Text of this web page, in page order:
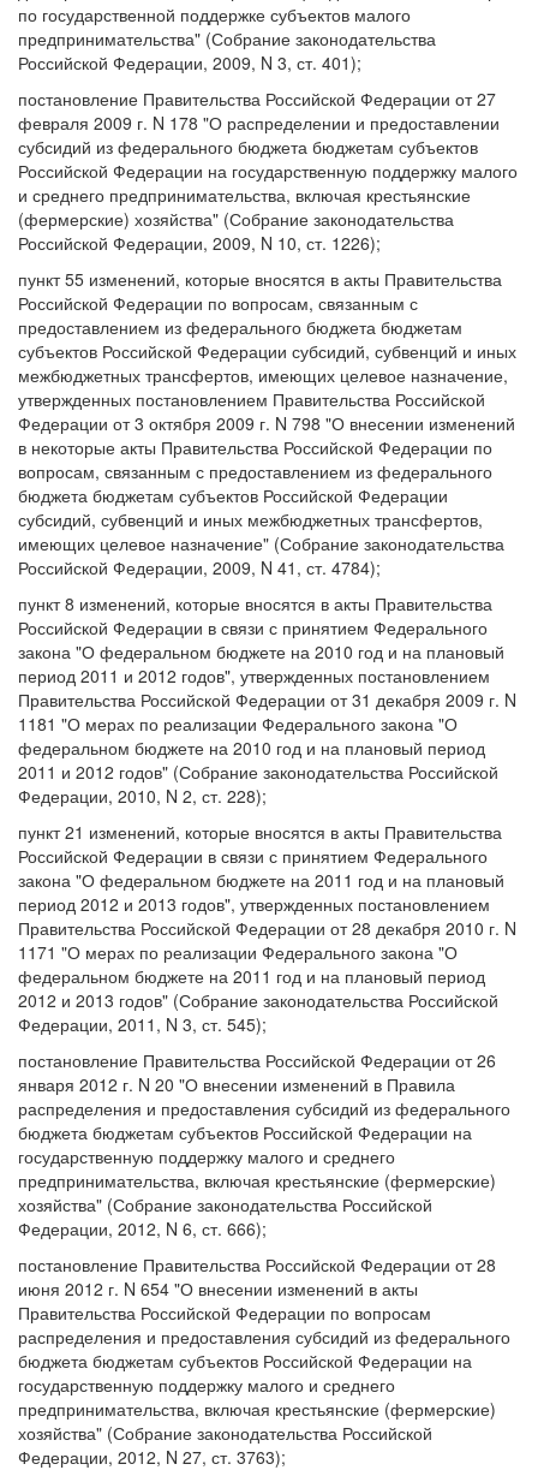
по государственной поддержке субъектов малого
предпринимательства" (Собрание законодательства
Российской Федерации, 2009, N 3, ст. 401);
постановление Правительства Российской Федерации от 27
февраля 2009 г. N 178 "О распределении и предоставлении
субсидий из федерального бюджета бюджетам субъектов
Российской Федерации на государственную поддержку малого
и среднего предпринимательства, включая крестьянские
(фермерские) хозяйства" (Собрание законодательства
Российской Федерации, 2009, N 10, ст. 1226);
пункт 55 изменений, которые вносятся в акты Правительства
Российской Федерации по вопросам, связанным с
предоставлением из федерального бюджета бюджетам
субъектов Российской Федерации субсидий, субвенций и иных
межбюджетных трансфертов, имеющих целевое назначение,
утвержденных постановлением Правительства Российской
Федерации от 3 октября 2009 г. N 798 "О внесении изменений
в некоторые акты Правительства Российской Федерации по
вопросам, связанным с предоставлением из федерального
бюджета бюджетам субъектов Российской Федерации
субсидий, субвенций и иных межбюджетных трансфертов,
имеющих целевое назначение" (Собрание законодательства
Российской Федерации, 2009, N 41, ст. 4784);
пункт 8 изменений, которые вносятся в акты Правительства
Российской Федерации в связи с принятием Федерального
закона "О федеральном бюджете на 2010 год и на плановый
период 2011 и 2012 годов", утвержденных постановлением
Правительства Российской Федерации от 31 декабря 2009 г. N
1181 "О мерах по реализации Федерального закона "О
федеральном бюджете на 2010 год и на плановый период
2011 и 2012 годов" (Собрание законодательства Российской
Федерации, 2010, N 2, ст. 228);
пункт 21 изменений, которые вносятся в акты Правительства
Российской Федерации в связи с принятием Федерального
закона "О федеральном бюджете на 2011 год и на плановый
период 2012 и 2013 годов", утвержденных постановлением
Правительства Российской Федерации от 28 декабря 2010 г. N
1171 "О мерах по реализации Федерального закона "О
федеральном бюджете на 2011 год и на плановый период
2012 и 2013 годов" (Собрание законодательства Российской
Федерации, 2011, N 3, ст. 545);
постановление Правительства Российской Федерации от 26
января 2012 г. N 20 "О внесении изменений в Правила
распределения и предоставления субсидий из федерального
бюджета бюджетам субъектов Российской Федерации на
государственную поддержку малого и среднего
предпринимательства, включая крестьянские (фермерские)
хозяйства" (Собрание законодательства Российской
Федерации, 2012, N 6, ст. 666);
постановление Правительства Российской Федерации от 28
июня 2012 г. N 654 "О внесении изменений в акты
Правительства Российской Федерации по вопросам
распределения и предоставления субсидий из федерального
бюджета бюджетам субъектов Российской Федерации на
государственную поддержку малого и среднего
предпринимательства, включая крестьянские (фермерские)
хозяйства" (Собрание законодательства Российской
Федерации, 2012, N 27, ст. 3763);